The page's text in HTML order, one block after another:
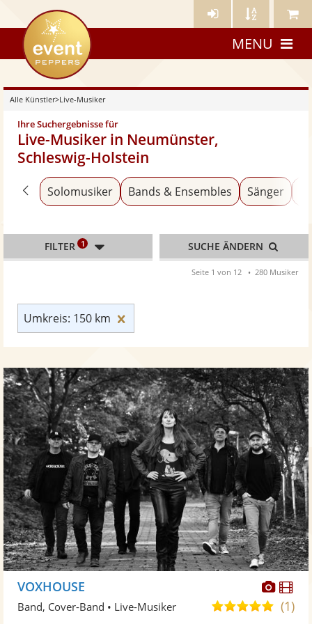
Künstler- Künstler Meine
eventpeppers
MENU
Alle Künstler>Live-Musiker
Ihre Suchergebnisse für
Live-Musiker in Neumünster,
Schleswig-Holstein
Zurück zu «Alle Künstler»
Solomusiker Bands & Ensembles Sänger
Umkreis: 150 km
FILTER 1 SUCHE ÄNDERN
Seite 1 von 12 280 Musiker
VOXHOUSE
5,0(1)
Band, Cover-Band • Live-Musiker